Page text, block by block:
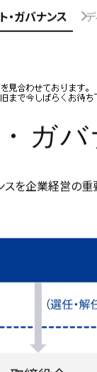
・ガバナンス
ガ
スを企業経営の